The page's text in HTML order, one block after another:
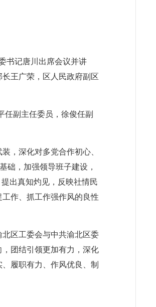
书记唐川出席会议并讲
王广荣，区人民政府副区
任副主任委员，徐俊任副
，深化对多党合作初心、
础，加强领导班子建设，
出真知灼见，反映社情民
作、抓工作强作风的良性
区工委会与中共渝北区委
团结引领更加有力， 深化
履职有力、作风优良、制